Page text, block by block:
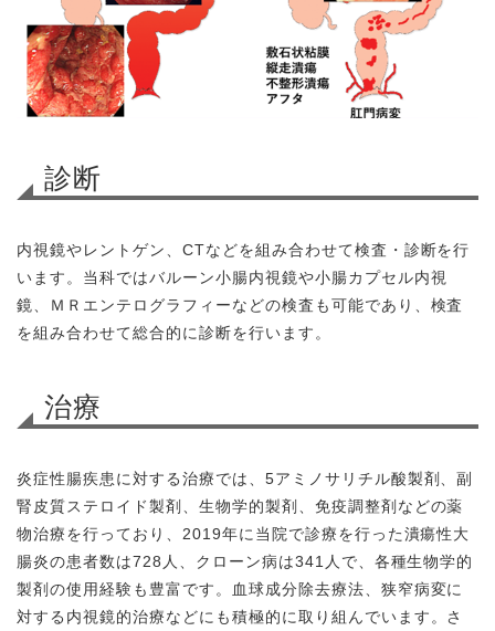
診断
内視鏡やレントゲン、CTなどを組み合わせて検査・診断を行
います。当科ではバルーン小腸内視鏡や小腸カプセル内視
鏡、ＭＲエンテログラフィーなどの検査も可能であり、検査
を組み合わせて総合的に診断を行います。
治療
炎症性腸疾患に対する治療では、5アミノサリチル酸製剤、副
腎皮質ステロイド製剤、生物学的製剤、免疫調整剤などの薬
物治療を行っており、2019年に当院で診療を行った潰瘍性大
腸炎の患者数は728人、クローン病は341人で、各種生物学的
製剤の使用経験も豊富です。血球成分除去療法、狭窄病変に
対する内視鏡的治療などにも積極的に取り組んでいます。さ